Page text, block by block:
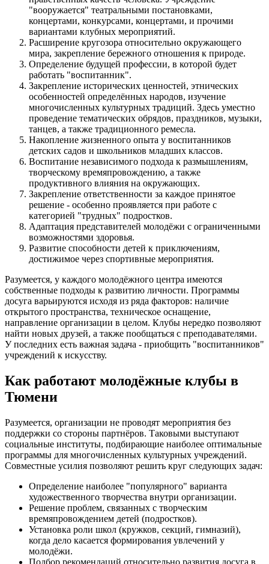
"вооружается" театральными постановками,
концертами, конкурсами, концертами, и прочими
вариантами клубных мероприятий.
Расширение кругозора относительно окружающего
мира, закрепление бережного отношения к природе.
Определение будущей профессии, в которой будет
работать "воспитанник".
Закрепление исторических ценностей, этнических
особенностей определённых народов, изучение
многочисленных культурных традиций. Здесь уместно
проведение тематических обрядов, праздников, музыки,
танцев, а также традиционного ремесла.
Накопление жизненного опыта у воспитанников
детских садов и школьников младших классов.
Воспитание независимого подхода к размышлениям,
творческому времяпровождению, а также
продуктивного влияния на окружающих.
Закрепление ответственности за каждое принятое
решение - особенно проявляется при работе с
категорией "трудных" подростков.
Адаптация представителей молодёжи с ограниченными
возможностями здоровья.
Развитие способности детей к приключениям,
достижимое через спортивные мероприятия.
Разумеется, у каждого молодёжного центра имеются
собственные подходы к развитию личности. Программы
досуга варьируются исходя из ряда факторов: наличие
открытого пространства, техническое оснащение,
направление организации в целом. Клубы нередко позволяют
найти новых друзей, а также пообщаться с преподавателями.
У последних есть важная задача - приобщить "воспитанников"
учреждений к искусству.
Как работают молодёжные клубы в
Тюмени
Разумеется, организации не проводят мероприятия без
поддержки со стороны партнёров. Таковыми выступают
социальные институты, подбирающие наиболее оптимальные
программы для многочисленных культурных учреждений.
Совместные усилия позволяют решить круг следующих задач:
Определение наиболее "популярного" варианта
художественного творчества внутри организации.
Решение проблем, связанных с творческим
времяпровождением детей (подростков).
Установка роли школ (кружков, секций, гимназий),
когда дело касается формирования увлечений у
молодёжи.
Подбор рекомендаций относительно развития досуга в